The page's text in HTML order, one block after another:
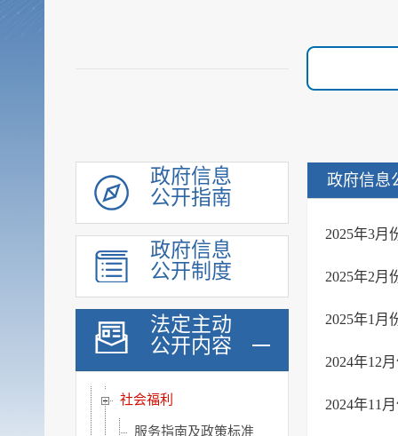
政府信息
公开指南
政府信息
公开制度
法定主动
公开内容
建议提案公开
政府采购
重点领域信息
行政执法公示
重大建设项目
优化营商环境
脱贫攻坚
社会救助
社会福利
服务指南及政策标准
政府信息
2025年3月
2025年2月
2025年1月
2024年12
2024年11